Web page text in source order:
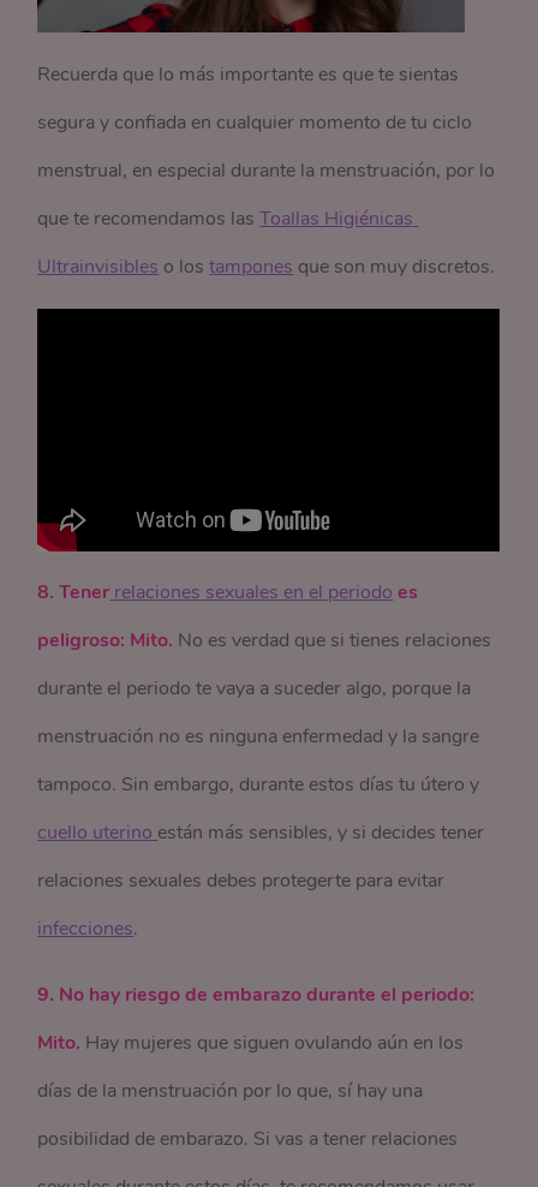
Recuerda que lo más importante es que te sientas
segura y confiada en cualquier momento de tu ciclo
menstrual, en especial durante la menstruación, por lo
que te recomendamos lasToallas Higiénicas
Ultrainvisibles o lostampones que son muy discretos.
8. Tener relaciones sexuales en el periodo es
peligroso: Mito. No es verdad que si tienes relaciones
durante el periodo te vaya a suceder algo, porque la
menstruación no es ninguna enfermedad y la sangre
tampoco. Sin embargo, durante estos días tu útero y
cuello uterino están más sensibles, y si decides tener
relaciones sexuales debes protegerte para evitar
infecciones.
9. No hay riesgo de embarazo durante el periodo:
Mito. Hay mujeres que siguen ovulando aún en los
días de la menstruación por lo que, sí hay una
posibilidad de embarazo. Si vas a tener relaciones